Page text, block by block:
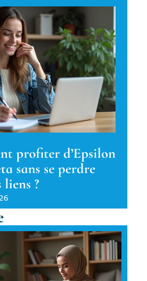
profiter d’Epsilon
sans se perdre
liens ?